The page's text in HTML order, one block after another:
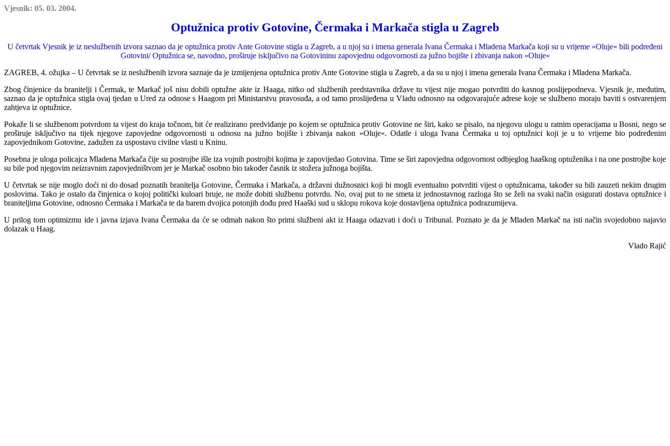
Vjesnik: 05. 03. 2004.
Optužnica protiv Gotovine, Čermaka i Markača stigla u Zagreb
U četvrtak Vjesnik je iz neslužbenih izvora saznao da je optužnica protiv Ante Gotovine stigla u Zagreb, a u njoj su i imena generala Ivana Čermaka i Mladena Markača koji su u vrijeme »Oluje« bili podređeni
Gotovini/ Optužnica se, navodno, proširuje isključivo na Gotovininu zapovjednu odgovornosti za južno bojište i zbivanja nakon »Oluje«
ZAGREB, 4. ožujka – U četvrtak se iz neslužbenih izvora saznaje da je izmijenjena optužnica protiv Ante Gotovine stigla u Zagreb, a da su u njoj i imena generala Ivana Čermaka i Mladena Markača.
Zbog činjenice da branitelji i Čermak, te Markač još nisu dobili optužne akte iz Haaga, nitko od službenih predstavnika države tu vijest nije mogao potvrditi do kasnog poslijepodneva. Vjesnik je, međutim,
saznao da je optužnica stigla ovaj tjedan u Ured za odnose s Haagom pri Ministarstvu pravosuđa, a od tamo proslijeđena u Vladu odnosno na odgovarajuće adrese koje se službeno moraju baviti s ostvarenjem
zahtjeva iz optužnice.
Pokaže li se službenom potvrdom ta vijest do kraja točnom, bit će realizirano predviđanje po kojem se optužnica protiv Gotovine ne širi, kako se pisalo, na njegovu ulogu u ratnim operacijama u Bosni, nego se
proširuje isključivo na tijek njegove zapovjedne odgovornosti u odnosu na južno bojište i zbivanja nakon »Oluje«. Odatle i uloga Ivana Čermaka u toj optužnici koji je u to vrijeme bio podređenim
zapovjednikom Gotovine, zadužen za uspostavu civilne vlasti u Kninu.
Posebna je uloga policajca Mladena Markača čije su postrojbe išle iza vojnih postrojbi kojima je zapovijedao Gotovina. Time se širi zapovjedna odgovornost odbjeglog haaškog optuženika i na one postrojbe koje
su bile pod njegovim neizravnim zapovjedništvom jer je Markač osobno bio također časnik iz stožera južnoga bojišta.
U četvrtak se nije moglo doći ni do dosad poznatih branitelja Gotovine, Čermaka i Markača, a državni dužnosnici koji bi mogli eventualno potvrditi vijest o optužnicama, također su bili zauzeti nekim drugim
poslovima. Tako je ostalo da činjenica o kojoj politički kuloari bruje, ne može dobiti službenu potvrdu. No, ovaj put to ne smeta iz jednostavnog razloga što se želi na svaki način osigurati dostava optužnice i
braniteljima Gotovine, odnosno Čermaka i Markača te da barem dvojica potonjih dođu pred Haaški sud u sklopu rokova koje dostavljena optužnica podrazumijeva.
U prilog tom optimizmu ide i javna izjava Ivana Čermaka da će se odmah nakon što primi službeni akt iz Haaga odazvati i doći u Tribunal. Poznato je da je Mladen Markač na isti način svojedobno najavio
dolazak u Haag.
Vlado Rajić